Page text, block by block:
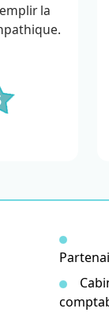
la